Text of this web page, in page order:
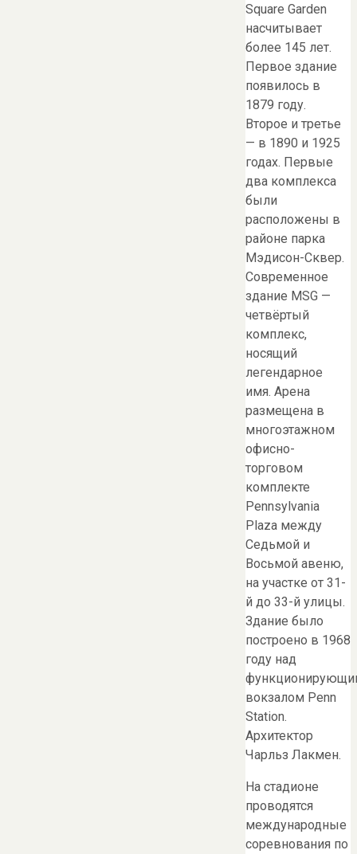
Square Garden
насчитывает
более 145 лет.
Первое здание
появилось в
1879 году.
Второе и третье
— в 1890 и 1925
годах. Первые
два комплекса
были
расположены в
районе парка
Мэдисон-Сквер.
Современное
здание MSG —
четвёртый
комплекс,
носящий
легендарное
имя. Арена
размещена в
многоэтажном
офисно-
торговом
комплекте
Pennsylvania
Plaza между
Седьмой и
Восьмой авеню,
на участке от 31-
й до 33-й улицы.
Здание было
построено в 1968
году над
вокзалом Penn
Station.
Архитектор
Чарльз Лакмен.
На стадионе
проводятся
международные
соревнования по